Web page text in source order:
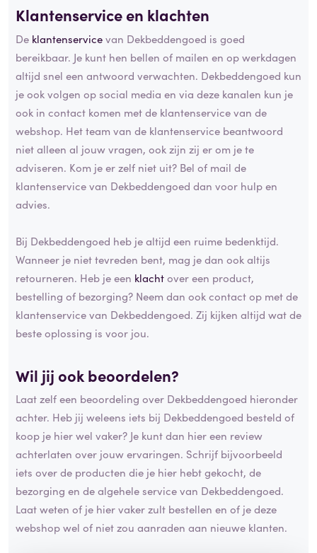
Klantenservice en klachten
De klantenservicevan Dekbeddengoed is goed
bereikbaar. Je kunt hen bellen of mailen en op werkdagen
altijd snel een antwoord verwachten. Dekbeddengoed kun
je ook volgen op social media en via deze kanalen kun je
ook in contact komen met de klantenservice van de
webshop. Het team van de klantenservice beantwoord
niet alleen al jouw vragen, ook zijn zij er om je te
adviseren. Kom je er zelf niet uit? Bel of mail de
klantenservice van Dekbeddengoed dan voor hulp en
advies.
Bij Dekbeddengoed heb je altijd een ruime bedenktijd.
Wanneer je niet tevreden bent, mag je dan ook altijs
retourneren. Heb je een klachtover een product,
bestelling of bezorging? Neem dan ook contact op met de
klantenservice van Dekbeddengoed. Zij kijken altijd wat de
beste oplossing is voor jou.
Wil jij ook beoordelen?
Laat zelf een beoordeling over Dekbeddengoed hieronder
achter. Heb jij weleens iets bij Dekbeddengoed besteld of
koop je hier wel vaker? Je kunt dan hier een review
achterlaten over jouw ervaringen. Schrijf bijvoorbeeld
iets over de producten die je hier hebt gekocht, de
bezorging en de algehele service van Dekbeddengoed.
Laat weten of je hier vaker zult bestellen en of je deze
webshop wel of niet zou aanraden aan nieuwe klanten.